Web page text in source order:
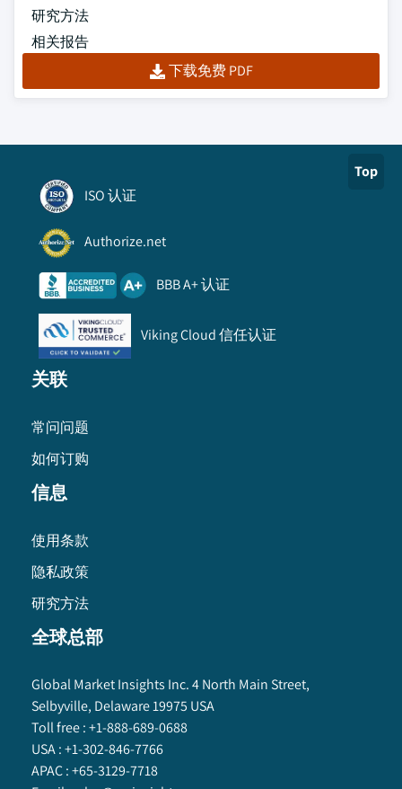
研究方法
相关报告
下载免费 PDF
Top
ISO 认证
Authorize.net
BBB A+ 认证
Viking Cloud 信任认证
关联
常问问题
如何订购
信息
使用条款
隐私政策
研究方法
全球总部
Global Market Insights Inc. 4 North Main Street,
Selbyville, Delaware 19975 USA
Toll free :+1-888-689-0688
USA :+1-302-846-7766
APAC :+65-3129-7718